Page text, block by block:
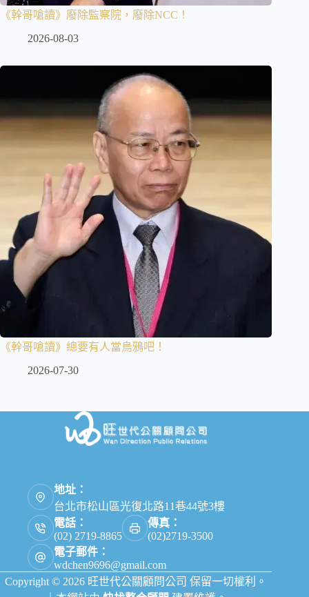
《幹哥嗆讀》廢除監察院，廢除NCC！
2026-08-03
《幹哥嗆讀》總要有人當烏鴉吧！
2026-07-30
地址：
台北市松山區光復北路11巷44號3樓
電話：
(02) 2719-8865
傳真：
(02)2719-3500
電子郵件：
wdchen9696@gmail.com
Copyright © 2026 旺世代公關顧問公司 保留一切權利。